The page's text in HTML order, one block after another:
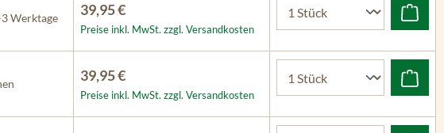
Werktage 39,95 €
Preise inkl. MwSt. zzgl. Versandkosten
39,95 €
Preise inkl. MwSt. zzgl. Versandkosten